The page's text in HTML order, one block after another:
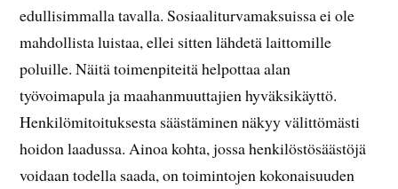
edullisimmalla tavalla. Sosiaaliturvamaksuissa ei ole
mahdollista luistaa, ellei sitten lähdetä laittomille
poluille. Näitä toimenpiteitä helpottaa alan
työvoimapula ja maahanmuuttajien hyväksikäyttö.
Henkilömitoituksesta säästäminen näkyy välittömästi
hoidon laadussa. Ainoa kohta, jossa henkilöstösäästöjä
voidaan todella saada, on toimintojen kokonaisuuden